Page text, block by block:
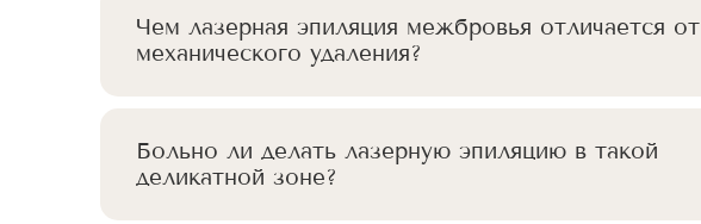
Чем лазерная эпиляция межбровья отличается от
механического удаления?
Больно ли делать лазерную эпиляцию в такой
деликатной зоне?